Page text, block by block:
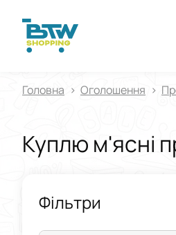
Головна Оголошення
Куплю м'ясні
Фільтри